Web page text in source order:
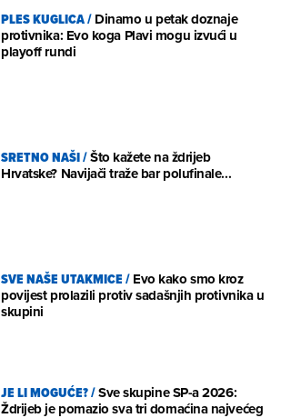
PLES KUGLICA/Dinamo u petak doznaje
protivnika: Evo koga Plavi mogu izvući u
playoff rundi
SRETNO NAŠI/Što kažete na ždrijeb
Hrvatske? Navijači traže bar polufinale...
SVE NAŠE UTAKMICE/Evo kako smo kroz
povijest prolazili protiv sadašnjih protivnika u
skupini
JE LI MOGUĆE?/Sve skupine SP-a 2026:
Ždrijeb je pomazio sva tri domaćina najvećeg